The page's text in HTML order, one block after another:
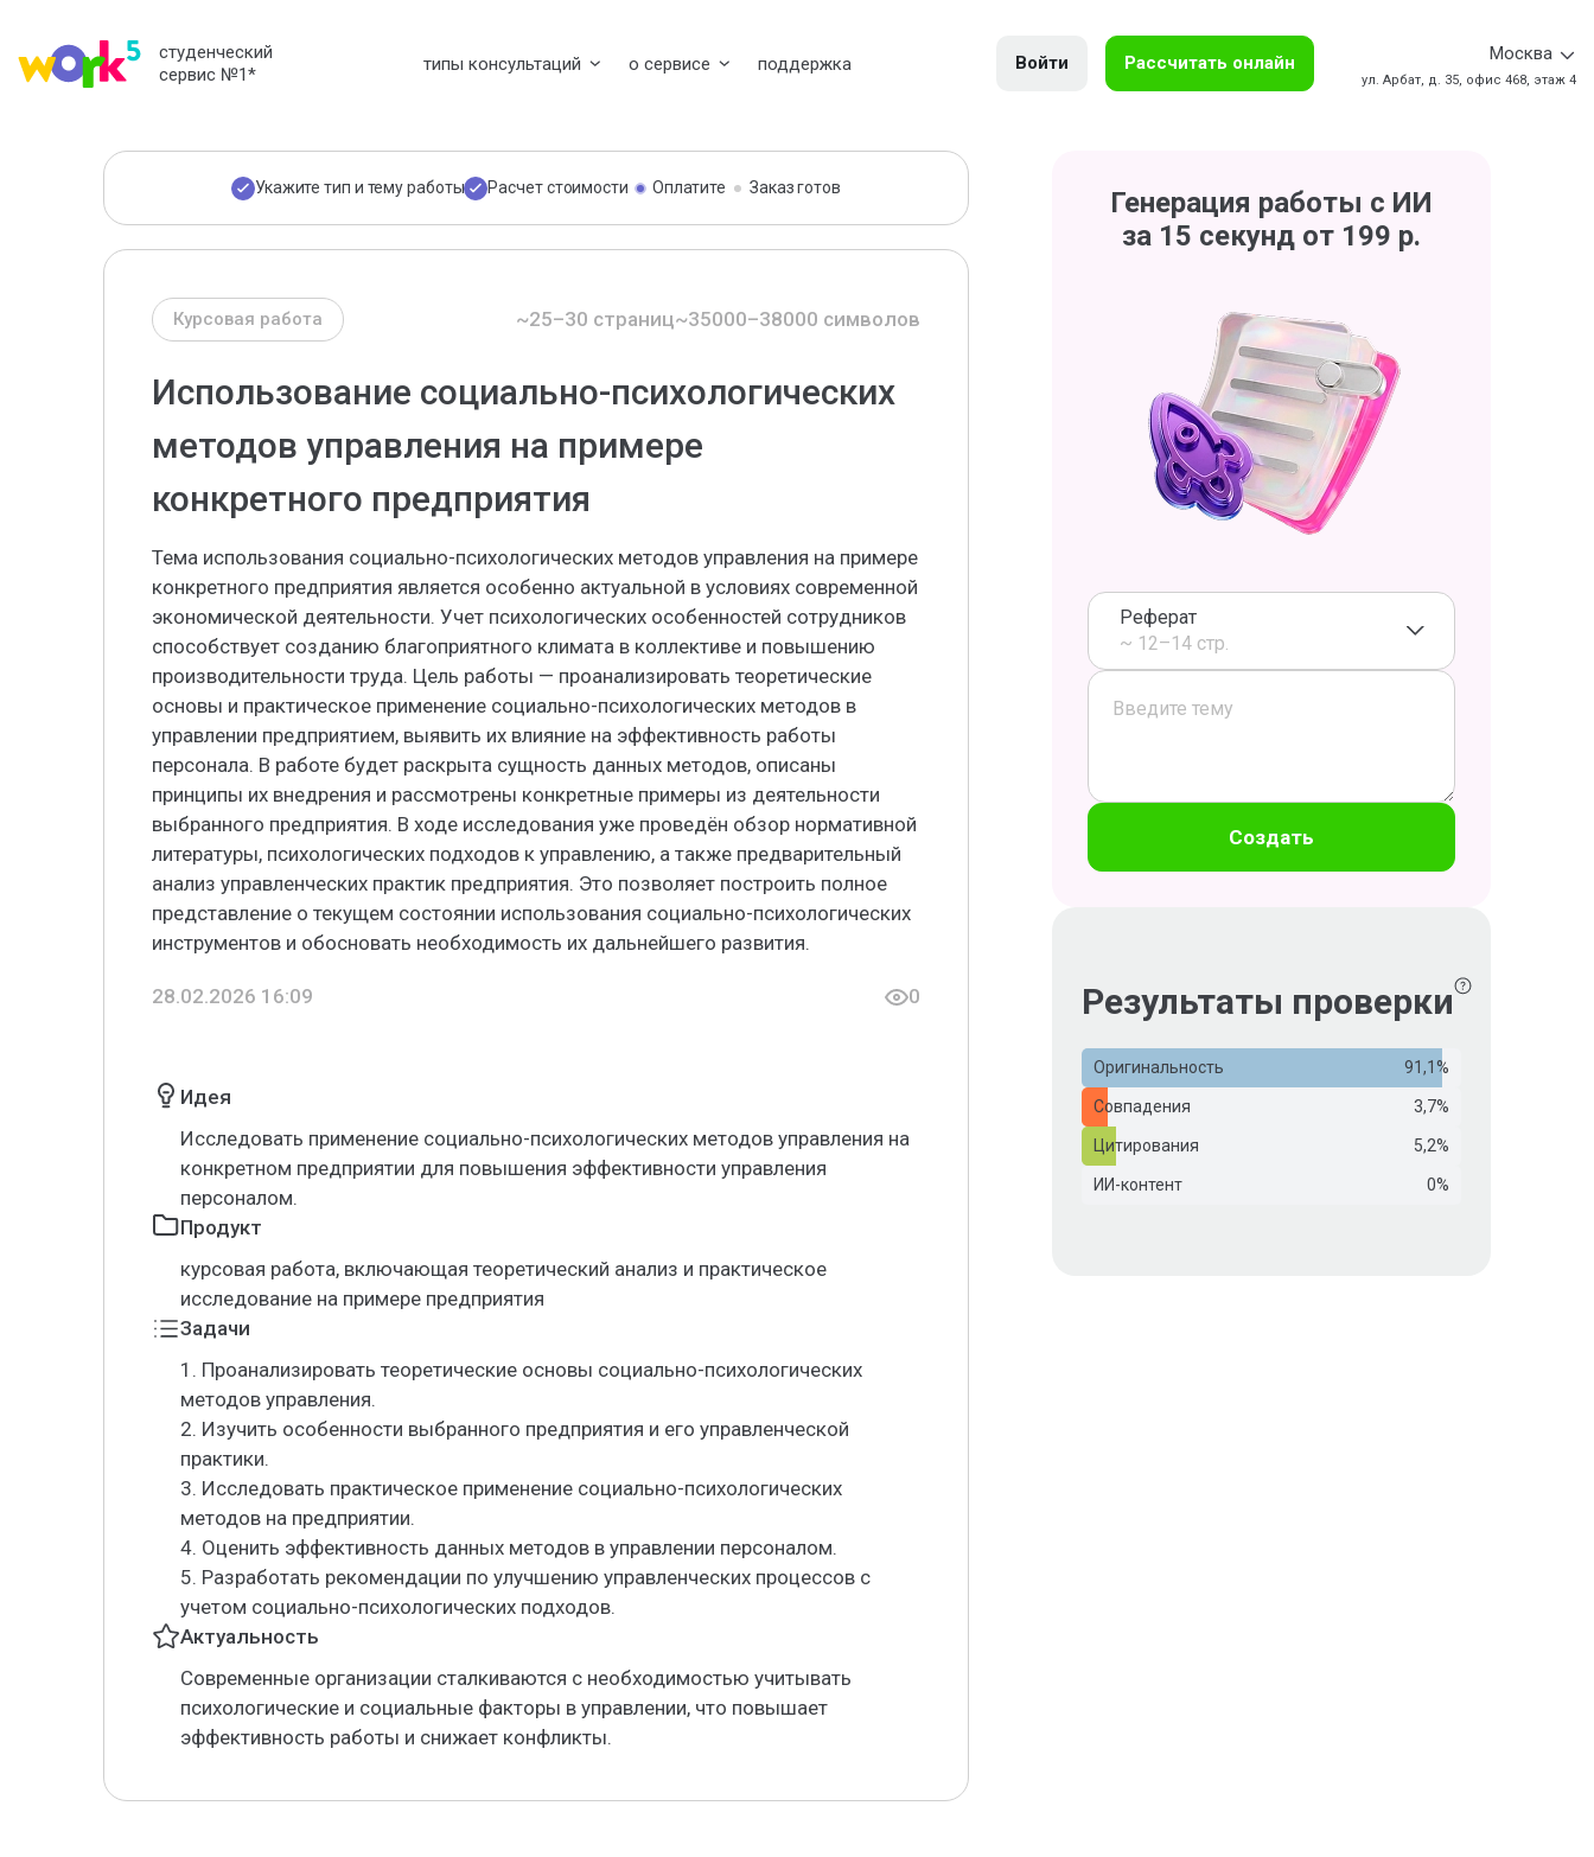
студенческий
сервис №1* типы консультаций о сервисе поддержка Войти Рассчитать онлайн Москва
ул. Арбат, д. 35, офис 468, этаж 4
Укажите тип и тему работы Расчет стоимости Оплатите Заказ готов
Курсовая работа ~25–30 страниц~35000–38000 символов
Использование социально-психологических
методов управления на примере
конкретного предприятия
Тема использования социально-психологических методов управления на примере
конкретного предприятия является особенно актуальной в условиях современной
экономической деятельности. Учет психологических особенностей сотрудников
способствует созданию благоприятного климата в коллективе и повышению
производительности труда. Цель работы — проанализировать теоретические
основы и практическое применение социально-психологических методов в
управлении предприятием, выявить их влияние на эффективность работы
персонала. В работе будет раскрыта сущность данных методов, описаны
принципы их внедрения и рассмотрены конкретные примеры из деятельности
выбранного предприятия. В ходе исследования уже проведён обзор нормативной
литературы, психологических подходов к управлению, а также предварительный
анализ управленческих практик предприятия. Это позволяет построить полное
представление о текущем состоянии использования социально-психологических
инструментов и обосновать необходимость их дальнейшего развития.
28.02.2026 16:09 0
Идея
Исследовать применение социально-психологических методов управления на
конкретном предприятии для повышения эффективности управления
персоналом.
Продукт
курсовая работа, включающая теоретический анализ и практическое
исследование на примере предприятия
Задачи
1. Проанализировать теоретические основы социально-психологических
методов управления.
2. Изучить особенности выбранного предприятия и его управленческой
практики.
3. Исследовать практическое применение социально-психологических
методов на предприятии.
4. Оценить эффективность данных методов в управлении персоналом.
5. Разработать рекомендации по улучшению управленческих процессов с
учетом социально-психологических подходов.
Актуальность
Современные организации сталкиваются с необходимостью учитывать
психологические и социальные факторы в управлении, что повышает
эффективность работы и снижает конфликты.
Генерация работы с ИИ
за 15 секунд от 199 р.
Реферат
~ 12–14 стр.
Создать
Результаты проверки
Оригинальность 91,1%
Совпадения 3,7%
Цитирования 5,2%
ИИ-контент 0%